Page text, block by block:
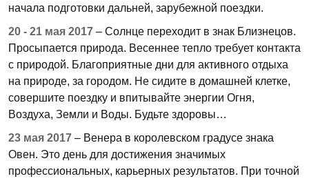
начала подготовки дальней, зарубежной поездки.
20 - 21 мая 2017 – Солнце переходит в знак Близнецов.
Просыпается природа. Весеннее тепло требует контакта
с природой. Благоприятные дни для активного отдыха
на природе, за городом. Не сидите в домашней клетке,
совершите поездку и впитывайте энергии Огня,
Воздуха, Земли и Воды. Будьте здоровы…
23 мая 2017 – Венера в королевском градусе знака
Овен. Это день для достижения значимых
профессиональных, карьерных результатов. При точной